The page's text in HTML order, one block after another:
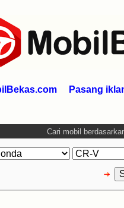
Pasang
Cari mobil